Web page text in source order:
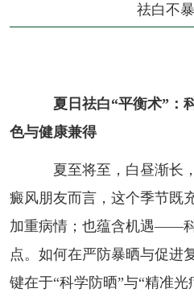
祛白不暴
夏日祛白“平衡术”：
色与健康兼得
夏至将至，白昼渐长，
癜风朋友而言，这个季节
加重病情；也蕴含机遇——
点。如何在严防暴晒与促进
键在于“科学防晒”与“精准